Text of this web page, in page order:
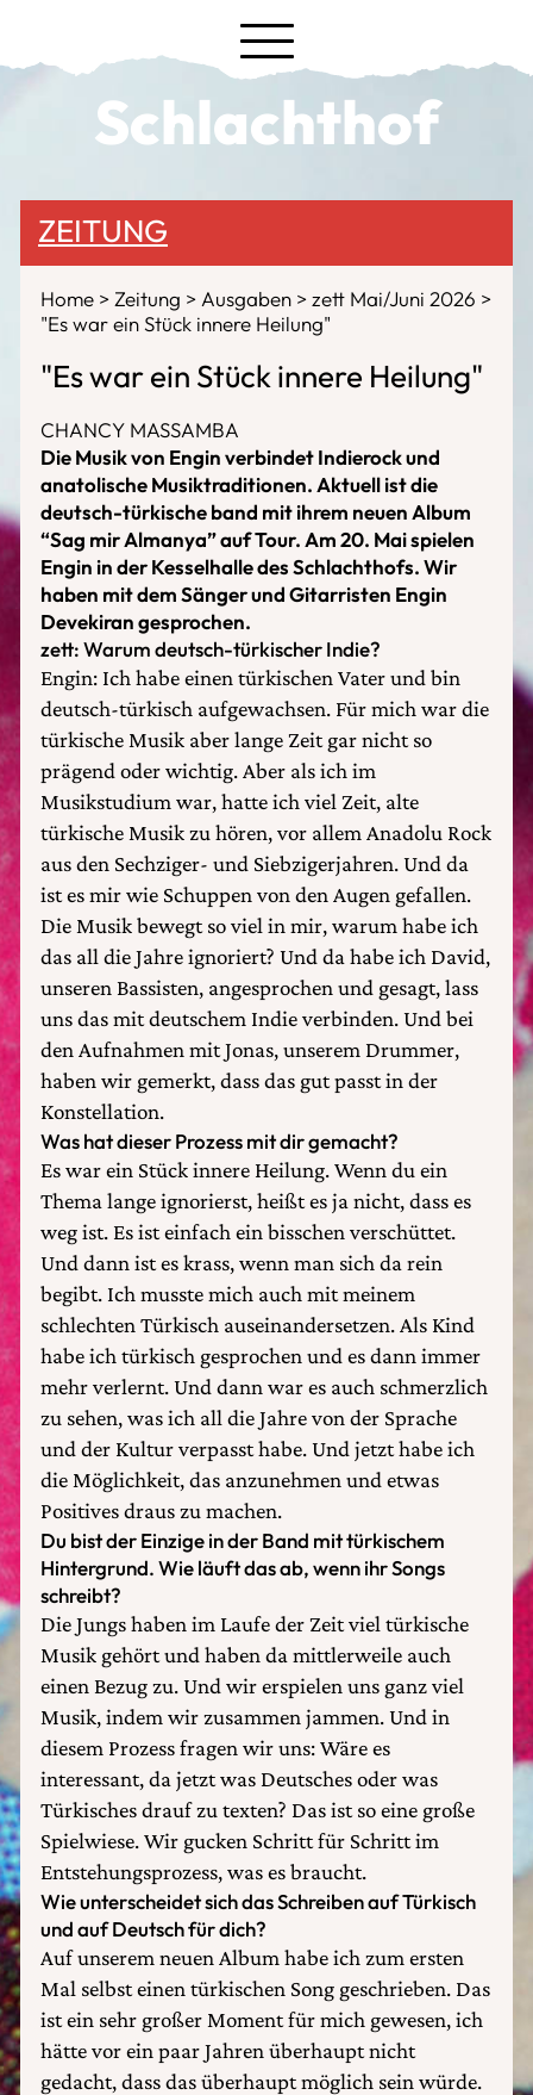
Schlachthof
ZEITUNG
Home Zeitung Ausgaben
zett Mai/Juni 2026
"Es war ein Stück innere Heilung"
"Es war ein Stück innere Heilung"
CHANCY MASSAMBA
Die Musik von Engin verbindet Indierock und
anatolische Musiktraditionen. Aktuell ist die
deutsch-türkische band mit ihrem neuen Album
“Sag mir Almanya” auf Tour. Am 20. Mai spielen
Engin in der Kesselhalle des Schlachthofs. Wir
haben mit dem Sänger und Gitarristen Engin
Devekiran gesprochen.
zett: Warum deutsch-türkischer Indie?
Engin: Ich habe einen türkischen Vater und bin
deutsch-türkisch aufgewachsen. Für mich war die
türkische Musik aber lange Zeit gar nicht so
prägend oder wichtig. Aber als ich im
Musikstudium war, hatte ich viel Zeit, alte
türkische Musik zu hören, vor allem Anadolu Rock
aus den Sechziger- und Siebzigerjahren. Und da
ist es mir wie Schuppen von den Augen gefallen.
Die Musik bewegt so viel in mir, warum habe ich
das all die Jahre ignoriert? Und da habe ich David,
unseren Bassisten, angesprochen und gesagt, lass
uns das mit deutschem Indie verbinden. Und bei
den Aufnahmen mit Jonas, unserem Drummer,
haben wir gemerkt, dass das gut passt in der
Konstellation.
Was hat dieser Prozess mit dir gemacht?
Es war ein Stück innere Heilung. Wenn du ein
Thema lange ignorierst, heißt es ja nicht, dass es
weg ist. Es ist einfach ein bisschen verschüttet.
Und dann ist es krass, wenn man sich da rein
begibt. Ich musste mich auch mit meinem
schlechten Türkisch auseinandersetzen. Als Kind
habe ich türkisch gesprochen und es dann immer
mehr verlernt. Und dann war es auch schmerzlich
zu sehen, was ich all die Jahre von der Sprache
und der Kultur verpasst habe. Und jetzt habe ich
die Möglichkeit, das anzunehmen und etwas
Positives draus zu machen.
Du bist der Einzige in der Band mit türkischem
Hintergrund. Wie läuft das ab, wenn ihr Songs
schreibt?
Die Jungs haben im Laufe der Zeit viel türkische
Musik gehört und haben da mittlerweile auch
einen Bezug zu. Und wir erspielen uns ganz viel
Musik, indem wir zusammen jammen. Und in
diesem Prozess fragen wir uns: Wäre es
interessant, da jetzt was Deutsches oder was
Türkisches drauf zu texten? Das ist so eine große
Spielwiese. Wir gucken Schritt für Schritt im
Entstehungsprozess, was es braucht.
Wie unterscheidet sich das Schreiben auf Türkisch
und auf Deutsch für dich?
Auf unserem neuen Album habe ich zum ersten
Mal selbst einen türkischen Song geschrieben. Das
ist ein sehr großer Moment für mich gewesen, ich
hätte vor ein paar Jahren überhaupt nicht
gedacht, dass das überhaupt möglich sein würde.